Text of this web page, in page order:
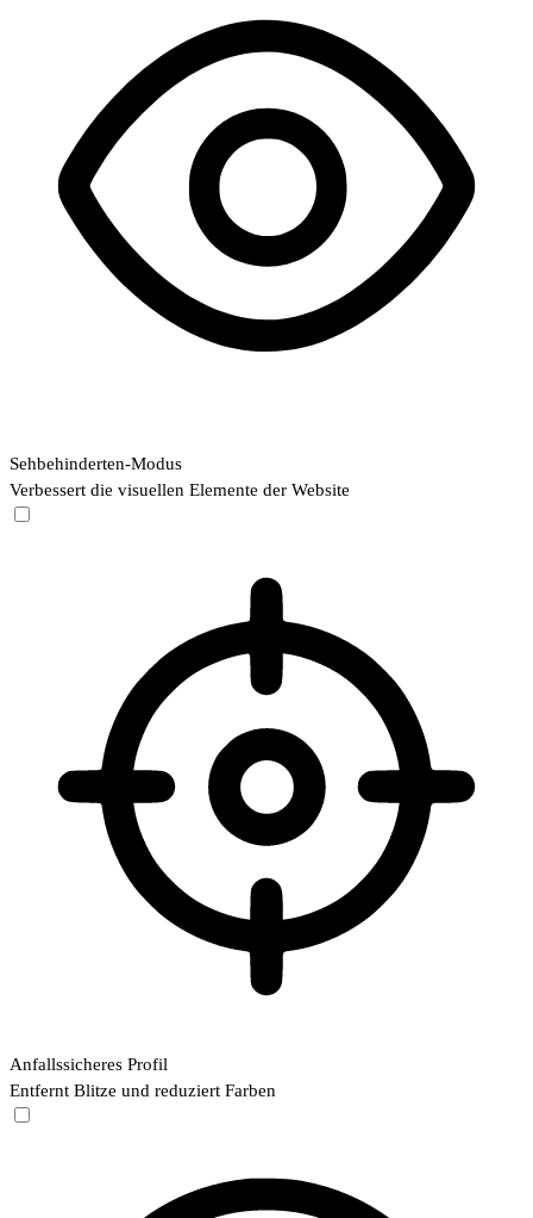
Sehbehinderten-Modus
Verbessert die visuellen Elemente der Website
Anfallssicheres Profil
Entfernt Blitze und reduziert Farben